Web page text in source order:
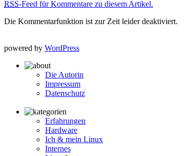
RSS-Feed für Kommentare zu diesem Artikel.
Die Kommentarfunktion ist zur Zeit leider deaktiviert.
powered by WordPress
Die Autorin
Impressum
Datenschutz
Erfahrungen
Hardware
Ich & mein Linux
Internes